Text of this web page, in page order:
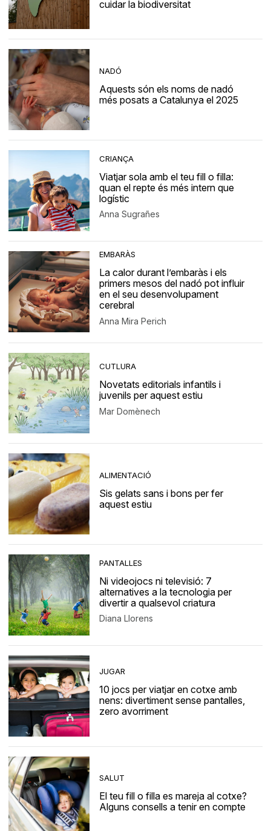
cuidar la biodiversitat
NADÓ
Aquests són els noms de nadó
més posats a Catalunya el 2025
CRIANÇA
Viatjar sola amb el teu fill o filla:
quan el repte és més intern que
logístic
Anna Sugrañes
EMBARÀS
La calor durant l’embaràs i els
primers mesos del nadó pot influir
en el seu desenvolupament
cerebral
Anna Mira Perich
CUTLURA
Novetats editorials infantils i
juvenils per aquest estiu
Mar Domènech
ALIMENTACIÓ
Sis gelats sans i bons per fer
aquest estiu
PANTALLES
Ni videojocs ni televisió: 7
alternatives a la tecnologia per
divertir a qualsevol criatura
Diana Llorens
JUGAR
10 jocs per viatjar en cotxe amb
nens: divertiment sense pantalles,
zero avorriment
SALUT
El teu fill o filla es mareja al cotxe?
Alguns consells a tenir en compte